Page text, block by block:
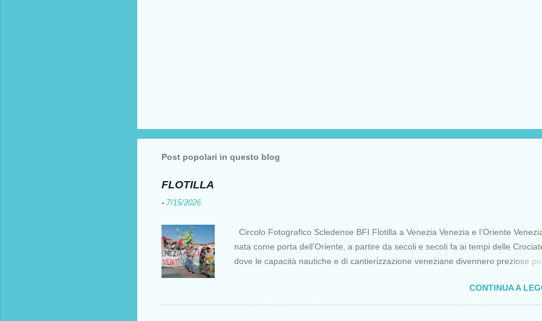
Post popolari in questo blog
FLOTILLA
- 7/15/2026
Circolo Fotografico Scledense BFI Flotilla a Venezia Venezia e l’Oriente
nata come porta dell’Oriente, a partire da secoli e secoli fa ai tempi delle
dove le capacità nautiche e di cantierizzazione veneziane divennero preziose
per ottenere vantaggi strategici fondamentali e alla lunga portarono alla
Costantinopoli, erano i tempi della quarta crociata nei primi anni del Duecento.
CONTINUA A